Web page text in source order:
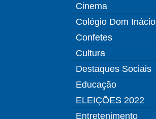
Cinema
Colégio Dom Inácio
Confetes
Cultura
Destaques Sociais
Educação
ELEIÇÕES 2022
Entretenimento